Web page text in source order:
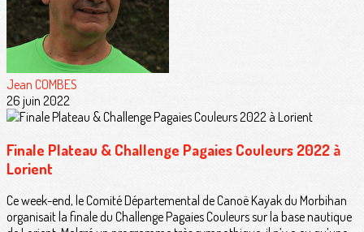
Jean COMBES
26 juin 2022
Finale Plateau & Challenge Pagaies Couleurs 2022 à
Lorient
Ce week-end, le Comité Départemental de Canoë Kayak du Morbihan
organisait la finale du Challenge Pagaies Couleurs sur la base nautique